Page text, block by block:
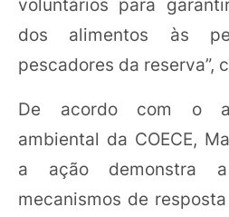
voluntários para
dos alimentos às
pescadores da reserva”,
De acordo com o
ambiental da COECE,
a ação demonstra
mecanismos de